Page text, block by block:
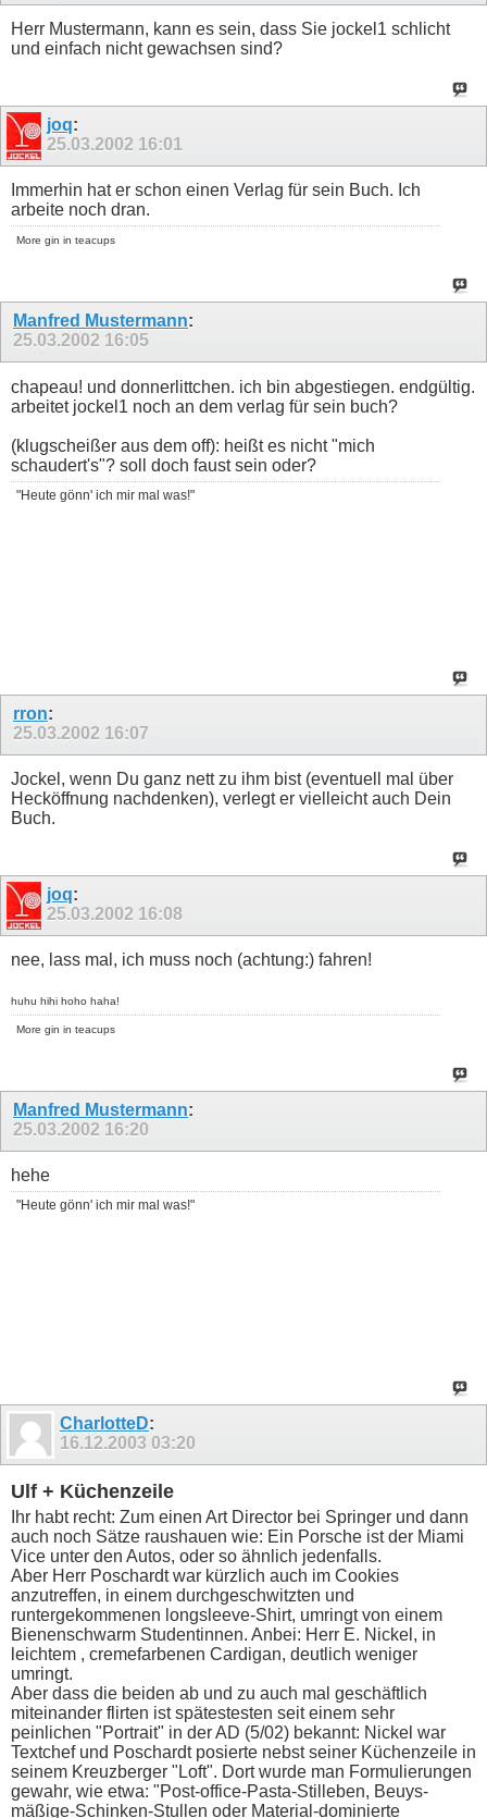
Herr Mustermann, kann es sein, dass Sie jockel1 schlicht
und einfach nicht gewachsen sind?
joq:
25.03.2002 16:01
Immerhin hat er schon einen Verlag für sein Buch. Ich
arbeite noch dran.
More gin in teacups
Manfred Mustermann:
25.03.2002 16:05
chapeau! und donnerlittchen. ich bin abgestiegen. endgültig.
arbeitet jockel1 noch an dem verlag für sein buch?
(klugscheißer aus dem off): heißt es nicht "mich
schaudert's"? soll doch faust sein oder?
"Heute gönn' ich mir mal was!"
rron:
25.03.2002 16:07
Jockel, wenn Du ganz nett zu ihm bist (eventuell mal über
Hecköffnung nachdenken), verlegt er vielleicht auch Dein
Buch.
joq:
25.03.2002 16:08
nee, lass mal, ich muss noch (achtung:) fahren!
huhu hihi hoho haha!
More gin in teacups
Manfred Mustermann:
25.03.2002 16:20
hehe
"Heute gönn' ich mir mal was!"
CharlotteD:
16.12.2003 03:20
Ulf + Küchenzeile
Ihr habt recht: Zum einen Art Director bei Springer und dann
auch noch Sätze raushauen wie: Ein Porsche ist der Miami
Vice unter den Autos, oder so ähnlich jedenfalls.
Aber Herr Poschardt war kürzlich auch im Cookies
anzutreffen, in einem durchgeschwitzten und
runtergekommenen longsleeve-Shirt, umringt von einem
Bienenschwarm Studentinnen. Anbei: Herr E. Nickel, in
leichtem , cremefarbenen Cardigan, deutlich weniger
umringt.
Aber dass die beiden ab und zu auch mal geschäftlich
miteinander flirten ist spätestesten seit einem sehr
peinlichen "Portrait" in der AD (5/02) bekannt: Nickel war
Textchef und Poschardt posierte nebst seiner Küchenzeile in
seinem Kreuzberger "Loft". Dort wurde man Formulierungen
gewahr, wie etwa: "Post-office-Pasta-Stilleben, Beuys-
mäßige-Schinken-Stullen oder Material-dominierte